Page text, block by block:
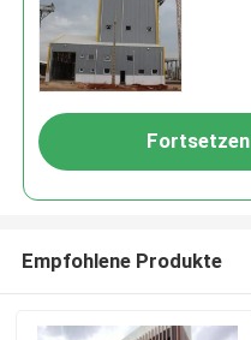
Fortsetzen
Empfohlene Produkte